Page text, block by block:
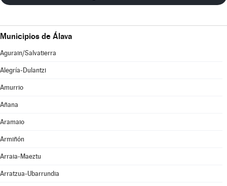
Municipios de Álava
Agurain/Salvatierra
Alegría-Dulantzi
Amurrio
Añana
Aramaio
Armiñón
Arraia-Maeztu
Arratzua-Ubarrundia